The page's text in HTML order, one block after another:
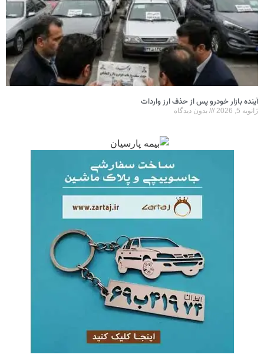
آینده بازار خودرو پس از حذف ارز واردات
ژانویه 5, 2026 بدون دیدگاه